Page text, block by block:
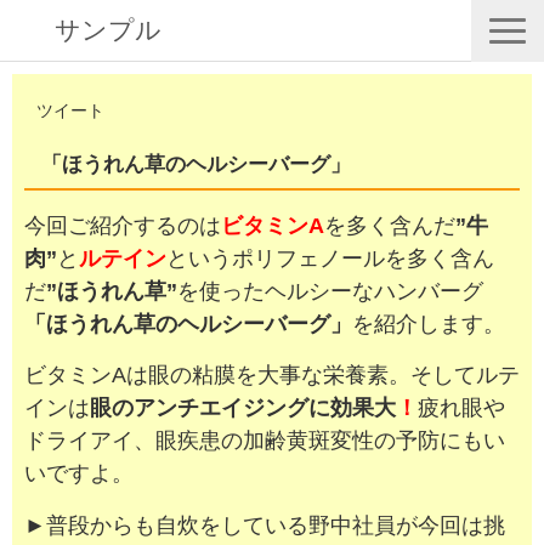
サンプル
採用情報
企業情報
安心保証
🛒オンラインショップ
ツイート
「ほうれん草のヘルシーバーグ」
今回ご紹介するのは ビタミンAを多く含んだ”牛
肉” と ルテインというポリフェノールを多く含ん
だ”ほうれん草”を使ったヘルシーなハンバーグ
「ほうれん草のヘルシーバーグ」 を紹介します。
ビタミンAは眼の粘膜を大事な栄養素。そしてルテ
インは 眼のアンチエイジングに効果大 ！ 疲れ眼や
ドライアイ、眼疾患の加齢黄斑変性の予防にもい
いですよ。
►普段からも自炊をしている野中社員が今回は挑